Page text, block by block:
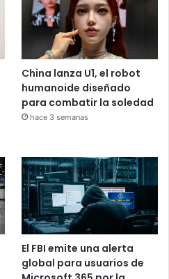
China lanza U1, el robot
humanoide diseñado
para combatir la soledad
hace 3 semanas
El FBI emite una alerta
global para usuarios de